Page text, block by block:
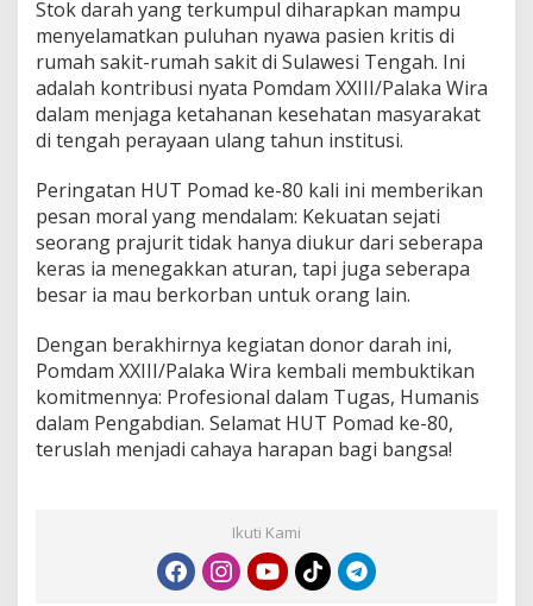
'
S
e
l
a
m
k
a
n
N
y
a
a
,
R
b
u
Stok darah yang terkumpul diharapkan mampu
menyelamatkan puluhan nyawa pasien kritis di
rumah sakit-rumah sakit di Sulawesi Tengah. Ini
adalah kontribusi nyata Pomdam XXIII/Palaka Wira
dalam menjaga ketahanan kesehatan masyarakat
di tengah perayaan ulang tahun institusi.
Peringatan HUT Pomad ke-80 kali ini memberikan
pesan moral yang mendalam: Kekuatan sejati
seorang prajurit tidak hanya diukur dari seberapa
keras ia menegakkan aturan, tapi juga seberapa
besar ia mau berkorban untuk orang lain.
Dengan berakhirnya kegiatan donor darah ini,
Pomdam XXIII/Palaka Wira kembali membuktikan
komitmennya: Profesional dalam Tugas, Humanis
dalam Pengabdian. Selamat HUT Pomad ke-80,
teruslah menjadi cahaya harapan bagi bangsa!
Ikuti Kami